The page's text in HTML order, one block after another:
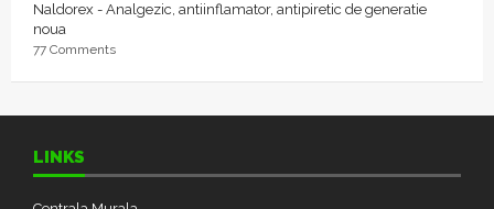
Naldorex - Analgezic, antiinflamator, antipiretic de generatie
noua
77 Comments
LINKS